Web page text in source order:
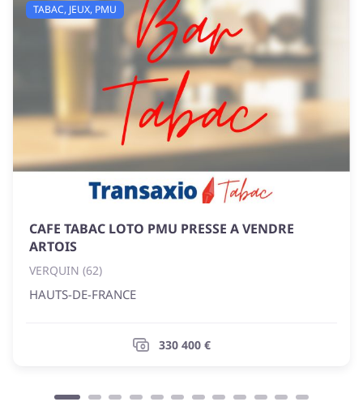
TABAC, JEUX, PMU
CAFE TABAC LOTO PMU PRESSE A VENDRE
ARTOIS
VERQUIN (62)
HAUTS-DE-FRANCE
330 400 €